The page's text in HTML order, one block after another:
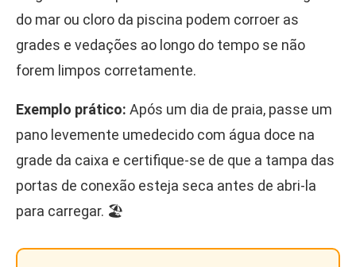
do mar ou cloro da piscina podem corroer as
grades e vedações ao longo do tempo se não
forem limpos corretamente.
Exemplo prático: Após um dia de praia, passe um
pano levemente umedecido com água doce na
grade da caixa e certifique-se de que a tampa das
portas de conexão esteja seca antes de abri-la
para carregar. 🏖️